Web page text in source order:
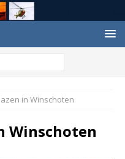
in Winschoten
Winschoten